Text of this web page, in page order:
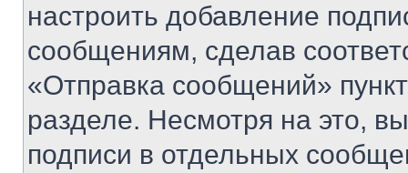
настроить добавление
сообщениям, сделав
«Отправка сообщений»
разделе. Несмотря на это,
подписи в отдельных